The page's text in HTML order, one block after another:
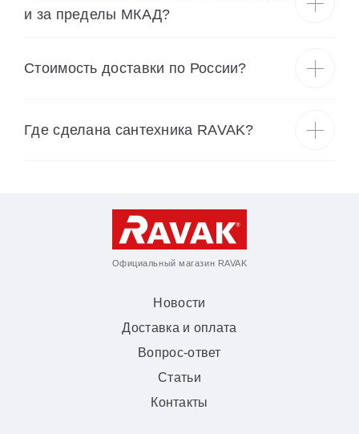
и за пределы МКАД?
Cтоимость доставки по России?
Где сделана сантехника RAVAK?
Официальный магазин RAVAK
Новости
Доставка и оплата
Вопрос-ответ
Статьи
Контакты